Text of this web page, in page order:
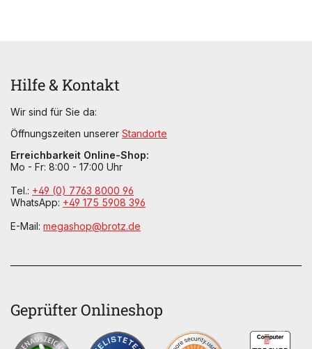
Hilfe & Kontakt
Wir sind für Sie da:
Öffnungszeiten unserer Standorte
Erreichbarkeit Online-Shop:
Mo - Fr: 8:00 - 17:00 Uhr
Tel.: +49 (0) 7763 8000 96
WhatsApp: +49 175 5908 396
E-Mail: megashop@brotz.de
Geprüfter Onlineshop